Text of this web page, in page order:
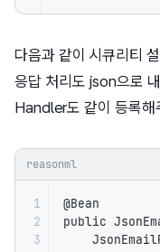
다음과 같이 시큐리티
응답 처리도 json으로
Handler도 같이 등록해
reasonml
1
2
3
@Bean
public